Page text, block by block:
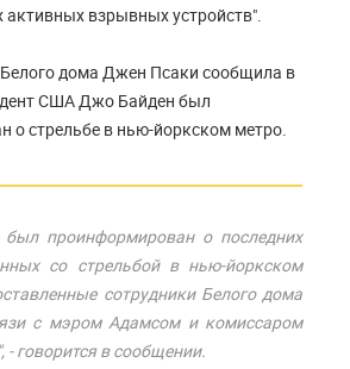
активных взрывных устройств".
Белого дома Джен Псаки сообщила в
США Джо Байден был
о стрельбе в нью-йоркском метро.
проинформирован о последних
со стрельбой в нью-йоркском
сотрудники Белого дома
с мэром Адамсом и комиссаром
говорится в сообщении.